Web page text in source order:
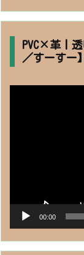
PVC×革丨
／すーすー】
00:00